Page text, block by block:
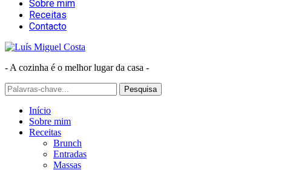
Sobre mim
Receitas
Contacto
- A cozinha é o melhor lugar da casa -
Início
Sobre mim
Receitas
Brunch
Entradas
Massas